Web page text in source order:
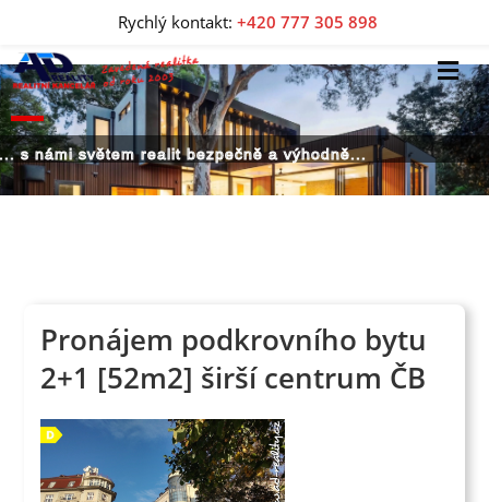
s námi světem realit bezpečně a výhodně...
Pronájem podkrovního bytu
2+1 [52m2] širší centrum ČB
Rychlý kontakt: +420 777 305 898